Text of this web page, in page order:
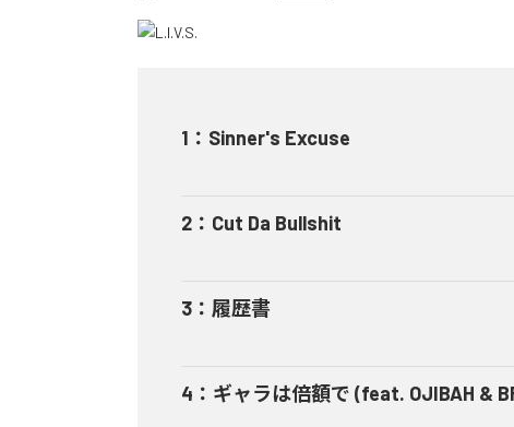
1 ： Sinner's Excuse
2 ： Cut Da Bullshit
3 ： 履歴書
4 ： ギャラは倍額で (feat. OJIBAH &